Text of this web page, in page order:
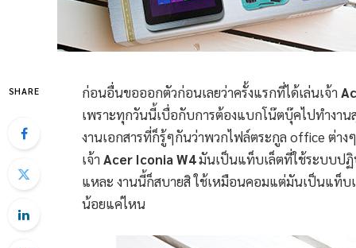
SHARE ก่อนอื่นขอออกตัวก่อนเลยว่าครั้งแรกที่ได้เล่นเจ้า
เพราะทุกวันนี้เบื่อกับการต้องแบกโน๊ตบุ๊คไปทำงา
งานเอกสารที่ก็รู้ๆกันว่าพวกไฟล์ตระกูล office ต่า
เจ้า Acer Iconia W4มันเป็นแท็บเล็ตที่ใช้ระบบปฏิ
แหละ งานนี้ก็สบายสิ ใช้เหมือนคอมแต่มันเป็นแท็บ
น้อยแค่ไหน